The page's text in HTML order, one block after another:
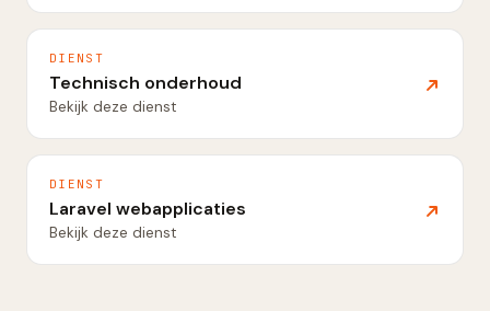
DIENST
Technisch onderhoud
Bekijk deze dienst
DIENST
Laravel webapplicaties
Bekijk deze dienst